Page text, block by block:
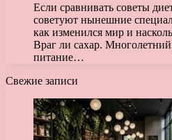
Если сравнивать советы
советуют нынешние
как изменился мир и
Враг ли сахар.
питание…
Свежие записи